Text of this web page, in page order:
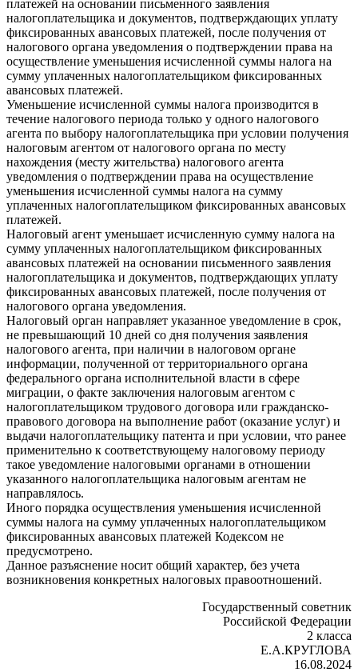
платежей на основании письменного заявления
налогоплательщика и документов, подтверждающих уплату
фиксированных авансовых платежей, после получения от
налогового органа уведомления о подтверждении права на
осуществление уменьшения исчисленной суммы налога на
сумму уплаченных налогоплательщиком фиксированных
авансовых платежей.
Уменьшение исчисленной суммы налога производится в
течение налогового периода только у одного налогового
агента по выбору налогоплательщика при условии получения
налоговым агентом от налогового органа по месту
нахождения (месту жительства) налогового агента
уведомления о подтверждении права на осуществление
уменьшения исчисленной суммы налога на сумму
уплаченных налогоплательщиком фиксированных авансовых
платежей.
Налоговый агент уменьшает исчисленную сумму налога на
сумму уплаченных налогоплательщиком фиксированных
авансовых платежей на основании письменного заявления
налогоплательщика и документов, подтверждающих уплату
фиксированных авансовых платежей, после получения от
налогового органа уведомления.
Налоговый орган направляет указанное уведомление в срок,
не превышающий 10 дней со дня получения заявления
налогового агента, при наличии в налоговом органе
информации, полученной от территориального органа
федерального органа исполнительной власти в сфере
миграции, о факте заключения налоговым агентом с
налогоплательщиком трудового договора или гражданско-
правового договора на выполнение работ (оказание услуг) и
выдачи налогоплательщику патента и при условии, что ранее
применительно к соответствующему налоговому периоду
такое уведомление налоговыми органами в отношении
указанного налогоплательщика налоговым агентам не
направлялось.
Иного порядка осуществления уменьшения исчисленной
суммы налога на сумму уплаченных налогоплательщиком
фиксированных авансовых платежей Кодексом не
предусмотрено.
Данное разъяснение носит общий характер, без учета
возникновения конкретных налоговых правоотношений.
Государственный советник
Российской Федерации
2 класса
Е.А.КРУГЛОВА
16.08.2024